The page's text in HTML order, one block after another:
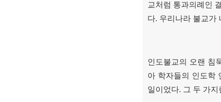
교처럼 통과의례인
다. 우리나라 불교가
인도불교의 오랜 침
아 학자들의 인도학
일이었다. 그 두 가